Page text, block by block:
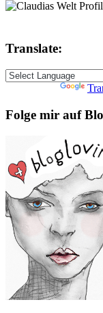
Translate:
Folge mir auf